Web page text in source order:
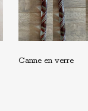
Canne en verre